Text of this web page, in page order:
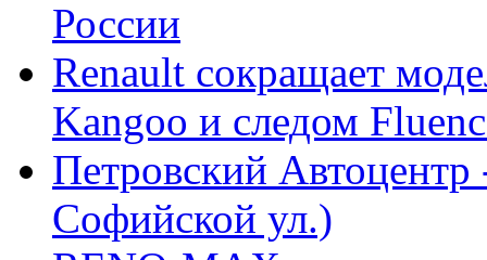
России
Renault сокращает
Kangoo и следом
Петровский
Софийской ул.)